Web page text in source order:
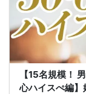
【15名規模！
心ハイスぺ編